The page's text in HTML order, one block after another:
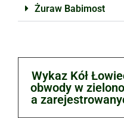
Żuraw Babimost
Wykaz Kół
obwody w
a